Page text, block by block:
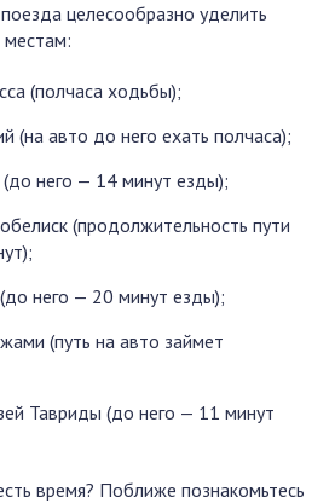
целесообразно уделить
(полчаса ходьбы);
(на авто до него ехать полчаса);
(до него — 14 минут езды);
(продолжительность пути
него — 20 минут езды);
(путь на авто займет
Тавриды (до него — 11 минут
время? Поближе познакомьтесь